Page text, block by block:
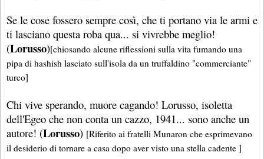
Se le cose fossero sempre così, che ti portano via le armi e
ti lasciano questa roba qua... si vivrebbe meglio!
(Lorusso)[chiosando alcune riflessioni sulla vita fumando una
pipa di hashish lasciato sull'isola da un truffaldino "commerciante"
turco]
Chi vive sperando, muore cagando! Lorusso, isoletta
dell'Egeo che non conta un cazzo, 1941... sono anche un
autore! (Lorusso) [Riferito ai fratelli Munaron che esprimevano
il desiderio di tornare a casa dopo aver visto una stella cadente ]